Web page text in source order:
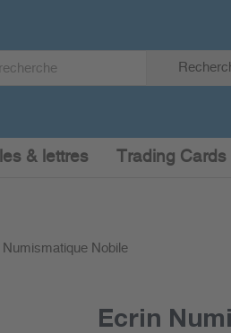
& lettres Trading Cards
Numismatique Nobile
Ecrin